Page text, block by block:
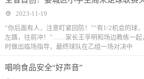
2023-11-19
“你后面有人，注意盯紧回防！”“有1/2机会的球
左路，往前冲！”……家长王孚明和场边教练一起
时做出临场指导，最终球队在乙组一场对决中
唱响食品安全“好声音”